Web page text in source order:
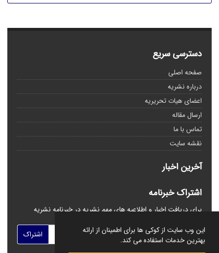
این وب سایت از کوکی ها برای اطمینان از ارائه
بهترین خدمات استفاده می کند.
دسترسی سریع
صفحه اصلی
درباره نشریه
اعضای هیات تحریریه
ارسال مقاله
تماس با ما
نقشه سایت
آخرین اخبار
اشتراک خبرنامه
برای دریافت اخبار و اطلاعیه های مهم نشریه در خبرنامه نشریه
اشتراک